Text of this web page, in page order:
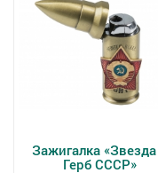
Зажигалка
Герб СССР»